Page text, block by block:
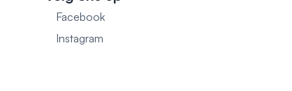
Facebook
Instagram